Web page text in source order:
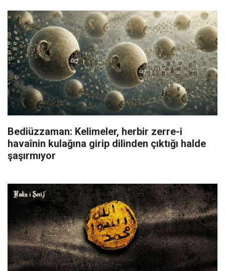
Bediüzzaman: Kelimeler, herbir zerre-i
havaînin kulağına girip dilinden çıktığı halde
şaşırmıyor